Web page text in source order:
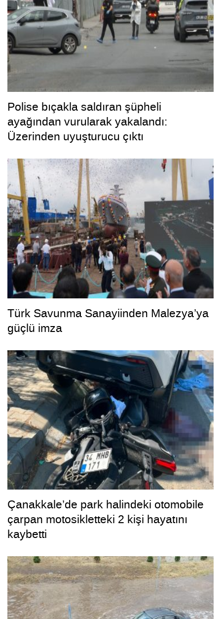
Polise bıçakla saldıran şüpheli
ayağından vurularak yakalandı:
Üzerinden uyuşturucu çıktı
Türk Savunma Sanayiinden Malezya’ya
güçlü imza
Çanakkale’de park halindeki otomobile
çarpan motosikletteki 2 kişi hayatını
kaybetti